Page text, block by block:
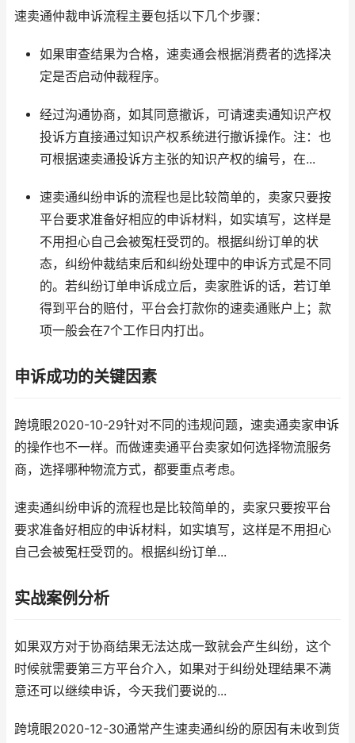
速卖通仲裁申诉流程主要包括以下几个步骤：
如果审查结果为合格，速卖通会根据消费者的选择决
定是否启动仲裁程序。
经过沟通协商，如其同意撤诉，可请速卖通知识产权
投诉方直接通过知识产权系统进行撤诉操作。注：也
可根据速卖通投诉方主张的知识产权的编号，在...
速卖通纠纷申诉的流程也是比较简单的，卖家只要按
平台要求准备好相应的申诉材料，如实填写，这样是
不用担心自己会被冤枉受罚的。根据纠纷订单的状
态，纠纷仲裁结束后和纠纷处理中的申诉方式是不同
的。若纠纷订单申诉成立后，卖家胜诉的话，若订单
得到平台的赔付，平台会打款你的速卖通账户上；款
项一般会在7个工作日内打出。
申诉成功的关键因素
跨境眼2020-10-29针对不同的违规问题，速卖通卖家申诉
的操作也不一样。而做速卖通平台卖家如何选择物流服务
商，选择哪种物流方式，都要重点考虑。
速卖通纠纷申诉的流程也是比较简单的，卖家只要按平台
要求准备好相应的申诉材料，如实填写，这样是不用担心
自己会被冤枉受罚的。根据纠纷订单...
实战案例分析
如果双方对于协商结果无法达成一致就会产生纠纷，这个
时候就需要第三方平台介入，如果对于纠纷处理结果不满
意还可以继续申诉，今天我们要说的...
跨境眼2020-12-30通常产生速卖通纠纷的原因有未收到货